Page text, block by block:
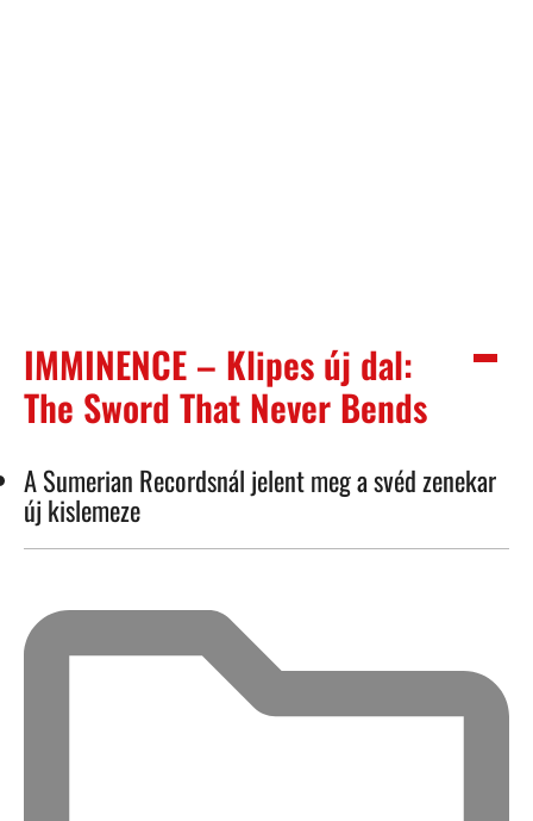
IMMINENCE – Klipes új dal:
The Sword That Never Bends
A Sumerian Recordsnál jelent meg a svéd zenekar
új kislemeze